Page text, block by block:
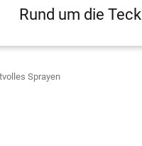
Rund um die Teck
Sprayen